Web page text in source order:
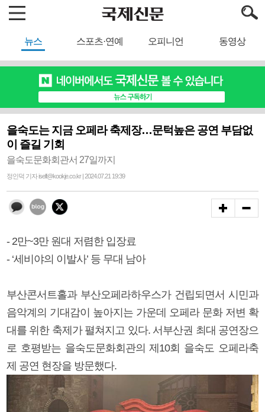
뉴스 스포츠·연예 오피니언 동영상
을숙도는 지금 오페라 축제장…문턱높은 공연 부담없
이 즐길 기회
을숙도문화회관서 27일까지
정인덕 기자 iself@kookje.co.kr | 2024.07.21 19:39
- 2만~3만 원대 저렴한 입장료
- ‘세비야의 이발사’ 등 무대 남아
부산콘서트홀과 부산오페라하우스가 건립되면서 시민과
음악계의 기대감이 높아지는 가운데 오페라 문화 저변 확
대를 위한 축제가 펼쳐지고 있다. 서부산권 최대 공연장으
로 호평받는 을숙도문화회관의 제10회 을숙도 오페라축
제 공연 현장을 방문했다.